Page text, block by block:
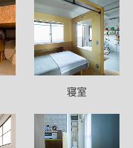
寝室